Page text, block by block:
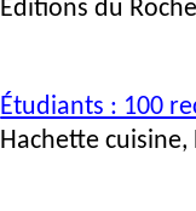
Éditions du
Étudiants : 100
Hachette cuisine,